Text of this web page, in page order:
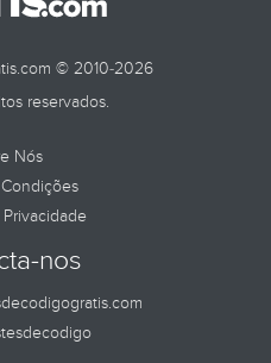
© 2010-2026
reservados.
Nós
nos